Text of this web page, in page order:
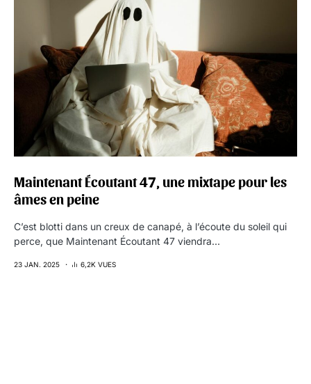
Maintenant Écoutant 47, une mixtape pour les
âmes en peine
C’est blotti dans un creux de canapé, à l’écoute du soleil qui
perce, que Maintenant Écoutant 47 viendra…
23 JAN. 2025 6,2K VUES